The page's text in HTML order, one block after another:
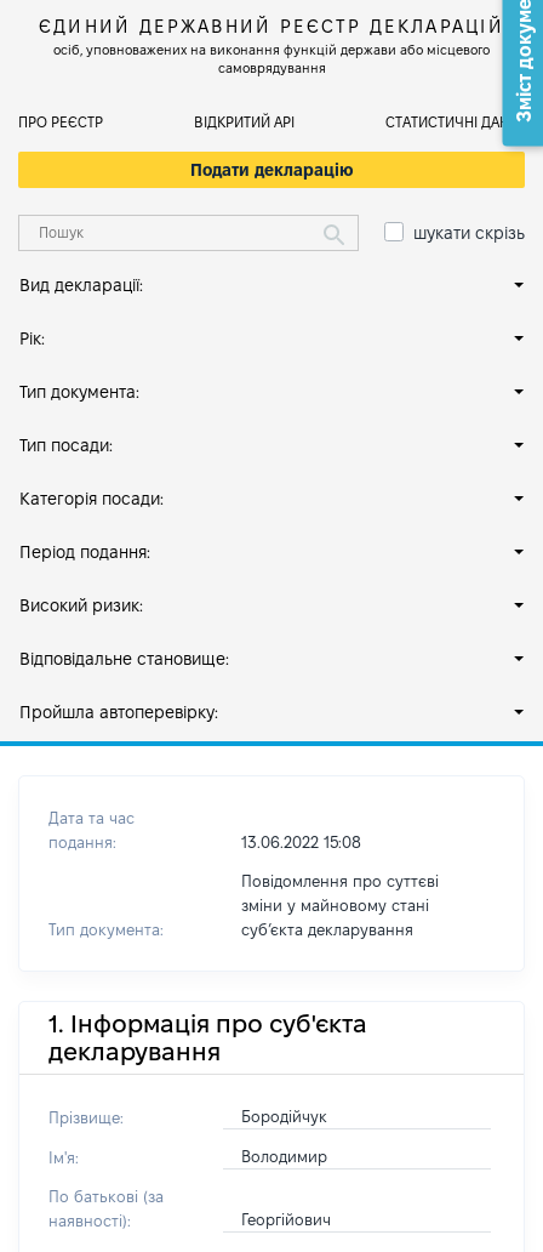
ЄДИНИЙ ДЕРЖАВНИЙ РЕЄСТР ДЕКЛАРАЦІЙ
осіб, уповноважених на виконання функцій держави або місцевого
самоврядування
ПРО РЕЄСТР ВІДКРИТИЙ АРІ СТАТИСТИЧНІ ДАНІ
Подати декларацію
шукати скрізь
Вид декларації:
Рік:
Тип документа:
Тип посади:
Категорія посади:
Період подання:
Високий ризик:
Відповідальне становище:
Пройшла автоперевірку:
Дата та час
подання:
13.06.2022 15:08
Тип документа:
Повідомлення про суттєві
зміни у майновому стані
субʼєкта декларування
1. Інформація про суб'єкта
декларування
Прізвище: Бородійчук
Ім'я: Володимир
По батькові (за
наявності):
Георгійович
Зміст документа